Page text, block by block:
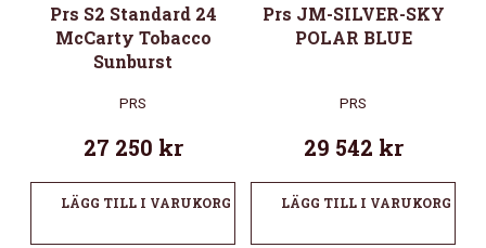
Prs S2 Standard 24
McCarty Tobacco
Sunburst
PRS
27 250 kr
LÄGG TILL I VARUKORG
Prs JM-SILVER-SKY
POLAR BLUE
PRS
29 542 kr
LÄGG TILL I VARUKORG